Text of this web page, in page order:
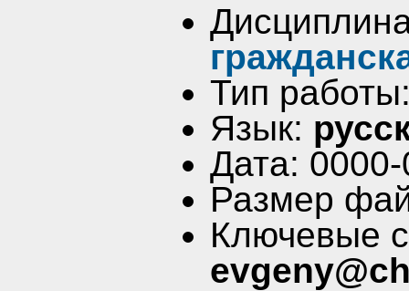
Тип
Язык:
Дата:
Размер
Ключевые